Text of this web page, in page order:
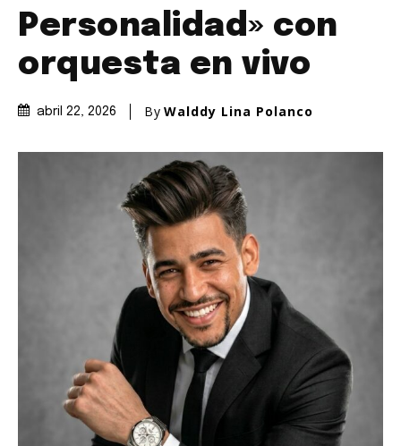
Personalidad» con
orquesta en vivo
abril 22, 2026 By Walddy Lina Polanco